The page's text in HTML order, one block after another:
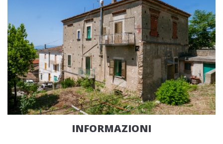
INFORMAZIONI